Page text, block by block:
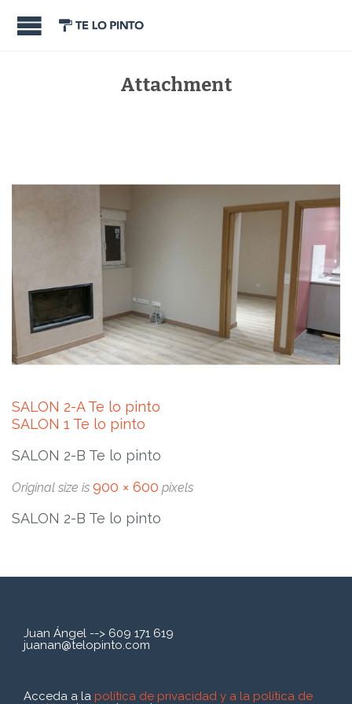
Attachment
SALON 2-A Te lo pinto
SALON 1 Te lo pinto
SALON 2-B Te lo pinto
Original size is 900 × 600 pixels
SALON 2-B Te lo pinto
Juan Ángel --> 609 171 619
juanan@telopinto.com
Acceda a la política de privacidad y a la política de